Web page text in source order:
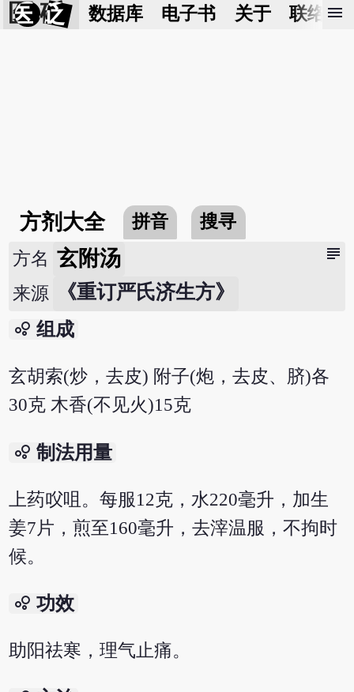
医 砭 数据库 电子书 关于 联络我
menu
方剂大全 拼音 搜寻
subject
方名 玄附汤
来源 《重订严氏济生方》
bubble_chart 组成
玄胡索(炒，去皮) 附子(炮，去皮、脐)各
30克 木香(不见火)15克
bubble_chart 制法用量
上药㕮咀。每服12克，水220毫升，加生
姜7片，煎至160毫升，去滓温服，不拘时
候。
bubble_chart 功效
助阳祛寒，理气止痛。